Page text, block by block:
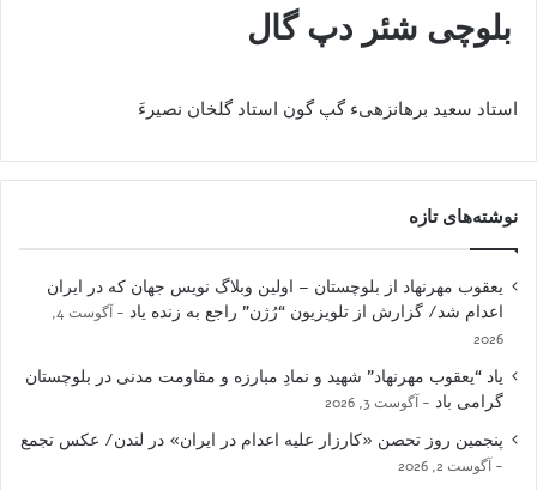
بلوچی شئر دپ گال
استاد سعید برهانزهیء گپ گون استاد گلخان نصیرءَ
نوشته‌های تازه
یعقوب مهرنهاد از بلوچستان – اولین وبلاگ نویس جهان که در ایران
اعدام شد/ گزارش از تلویزیون “رُژن” راجع به زنده یاد
آگوست 4,
2026
یاد “یعقوب مهرنهاد” شهید و نمادِ مبارزه و مقاومت مدنی در بلوچستان
گرامی باد
آگوست 3, 2026
پنجمین روز تحصن «کارزار علیه اعدام در ایران» در لندن/ عکس تجمع
آگوست 2, 2026